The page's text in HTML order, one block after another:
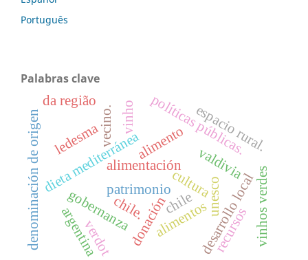
Português
Palabras clave
alimentación
patrimonioculturaunesco
dieta mediterráneaalimento
donación
vecino.
gobernanza
políticas públicas.
desarrollo local
recursos
espacio rural.
argentina
denominación de origen chile. chile
verdot
valdivia
ledesma
alimentos vinhos verdes
vinho
da região